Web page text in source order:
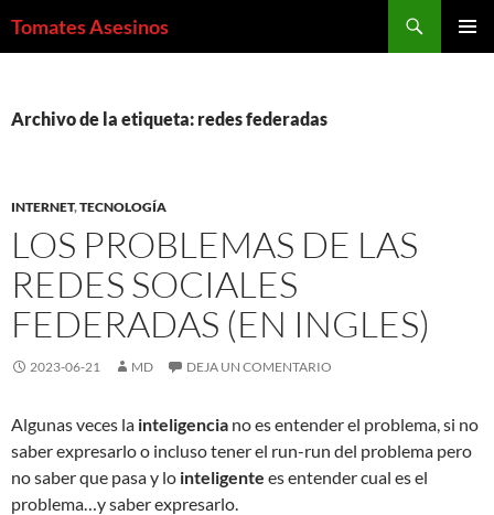
Tomates Asesinos
Archivo de la etiqueta: redes federadas
INTERNET,TECNOLOGÍA
LOS PROBLEMAS DE LAS
REDES SOCIALES
FEDERADAS (EN INGLES)
2023-06-21 MD DEJA UN COMENTARIO
Algunas veces la inteligencia no es entender el problema, si no
saber expresarlo o incluso tener el run-run del problema pero
no saber que pasa y lo inteligente es entender cual es el
problema…y saber expresarlo.